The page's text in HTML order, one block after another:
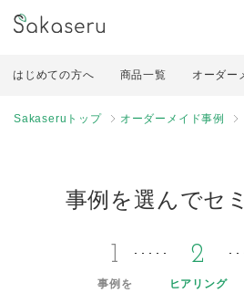
はじめての方へ 商品一覧 オーダー
Sakaseruトップ オーダーメイド事例
事例を選んでセ
1
事例を
2
ヒアリング